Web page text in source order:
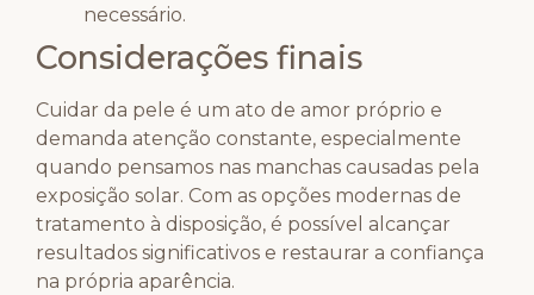
necessário.
Considerações finais
Cuidar da pele é um ato de amor próprio e
demanda atenção constante, especialmente
quando pensamos nas manchas causadas pela
exposição solar. Com as opções modernas de
tratamento à disposição, é possível alcançar
resultados significativos e restaurar a confiança
na própria aparência.